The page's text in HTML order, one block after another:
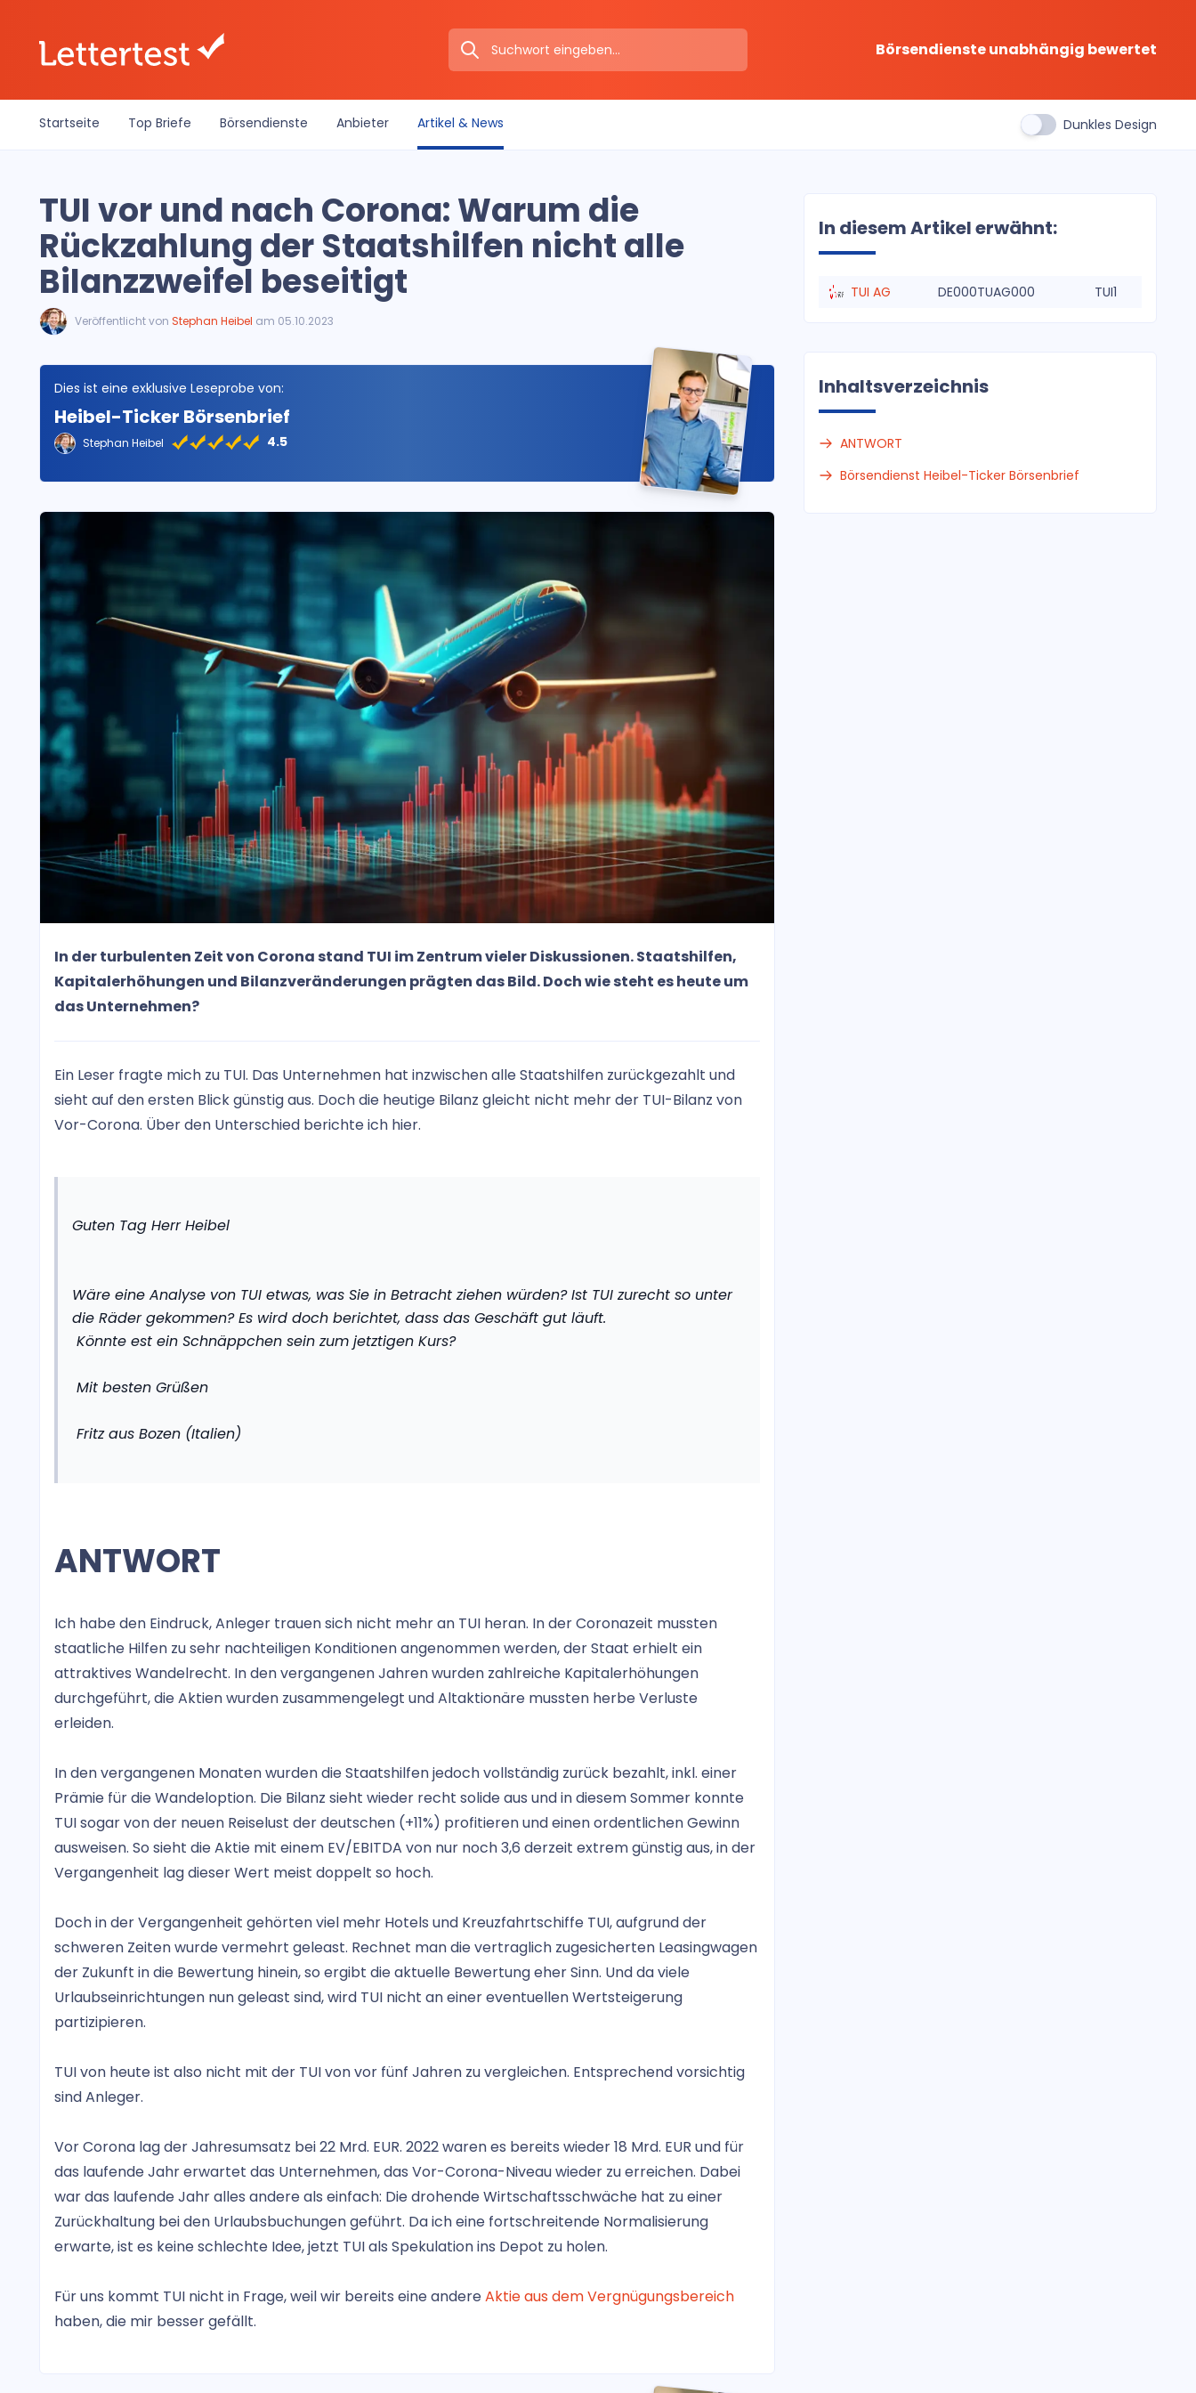
Börsendienste unabhängig bewertet
Startseite Top Briefe Börsendienste Anbieter Artikel & News Dunkles Design
TUI vor und nach Corona: Warum die
Rückzahlung der Staatshilfen nicht alle
Bilanzzweifel beseitigt
Veröffentlicht von Stephan Heibel am 05.10.2023
Dies ist eine exklusive Leseprobe von:
Heibel-Ticker Börsenbrief
Stephan Heibel 4.5
In der turbulenten Zeit von Corona stand TUI im Zentrum vieler Diskussionen. Staatshilfen,
Kapitalerhöhungen und Bilanzveränderungen prägten das Bild. Doch wie steht es heute um
das Unternehmen?
Ein Leser fragte mich zu TUI. Das Unternehmen hat inzwischen alle Staatshilfen zurückgezahlt und
sieht auf den ersten Blick günstig aus. Doch die heutige Bilanz gleicht nicht mehr der TUI-Bilanz von
Vor-Corona. Über den Unterschied berichte ich hier.
Guten Tag Herr Heibel
Wäre eine Analyse von TUI etwas, was Sie in Betracht ziehen würden? Ist TUI zurecht so unter
die Räder gekommen? Es wird doch berichtet, dass das Geschäft gut läuft.
Könnte est ein Schnäppchen sein zum jetztigen Kurs?
Mit besten Grüßen
Fritz aus Bozen (Italien)
ANTWORT
Ich habe den Eindruck, Anleger trauen sich nicht mehr an TUI heran. In der Coronazeit mussten
staatliche Hilfen zu sehr nachteiligen Konditionen angenommen werden, der Staat erhielt ein
attraktives Wandelrecht. In den vergangenen Jahren wurden zahlreiche Kapitalerhöhungen
durchgeführt, die Aktien wurden zusammengelegt und Altaktionäre mussten herbe Verluste
erleiden.
In den vergangenen Monaten wurden die Staatshilfen jedoch vollständig zurück bezahlt, inkl. einer
Prämie für die Wandeloption. Die Bilanz sieht wieder recht solide aus und in diesem Sommer konnte
TUI sogar von der neuen Reiselust der deutschen (+11%) profitieren und einen ordentlichen Gewinn
ausweisen. So sieht die Aktie mit einem EV/EBITDA von nur noch 3,6 derzeit extrem günstig aus, in der
Vergangenheit lag dieser Wert meist doppelt so hoch.
Doch in der Vergangenheit gehörten viel mehr Hotels und Kreuzfahrtschiffe TUI, aufgrund der
schweren Zeiten wurde vermehrt geleast. Rechnet man die vertraglich zugesicherten Leasingwagen
der Zukunft in die Bewertung hinein, so ergibt die aktuelle Bewertung eher Sinn. Und da viele
Urlaubseinrichtungen nun geleast sind, wird TUI nicht an einer eventuellen Wertsteigerung
partizipieren.
TUI von heute ist also nicht mit der TUI von vor fünf Jahren zu vergleichen. Entsprechend vorsichtig
sind Anleger.
Vor Corona lag der Jahresumsatz bei 22 Mrd. EUR. 2022 waren es bereits wieder 18 Mrd. EUR und für
das laufende Jahr erwartet das Unternehmen, das Vor-Corona-Niveau wieder zu erreichen. Dabei
war das laufende Jahr alles andere als einfach: Die drohende Wirtschaftsschwäche hat zu einer
Zurückhaltung bei den Urlaubsbuchungen geführt. Da ich eine fortschreitende Normalisierung
erwarte, ist es keine schlechte Idee, jetzt TUI als Spekulation ins Depot zu holen.
Für uns kommt TUI nicht in Frage, weil wir bereits eine andereAktie aus dem Vergnügungsbereich
haben, die mir besser gefällt.
In diesem Artikel erwähnt:
TUI AG DE000TUAG000 TUI1
Inhaltsverzeichnis
ANTWORT
Börsendienst Heibel-Ticker Börsenbrief